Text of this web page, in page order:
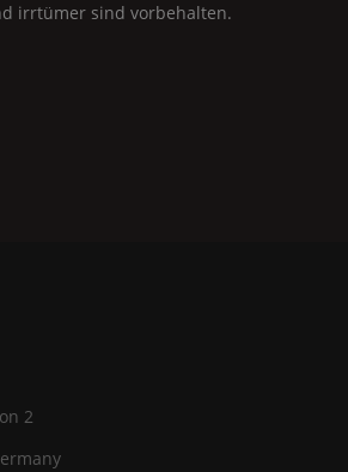
irrtümer sind vorbehalten.
2